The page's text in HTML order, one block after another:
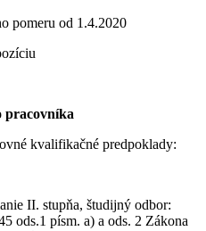
pomeru od 1.4.2020
pracovníka
kvalifikačné predpoklady:
II. stupňa, študijný odbor:
ods.1 písm. a) a ods. 2 Zákona